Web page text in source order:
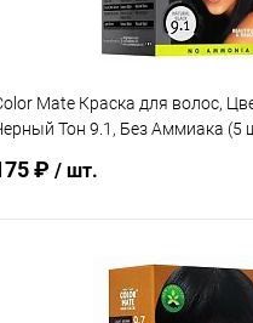
Mate Краска для волос,
Тон 9.1, Без Аммиака (5
₽ / шт.
В корзину